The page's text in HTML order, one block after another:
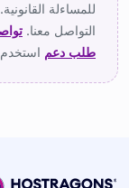
للمساءلة
التواصل معنا.
طلب دعم